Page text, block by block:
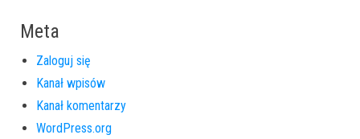
Meta
Zaloguj się
Kanał wpisów
Kanał komentarzy
WordPress.org